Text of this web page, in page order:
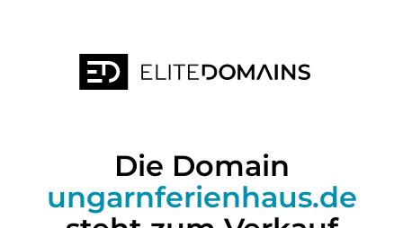
Die Domain
ungarnferienhaus.de